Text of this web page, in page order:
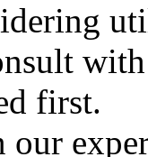
with
first.